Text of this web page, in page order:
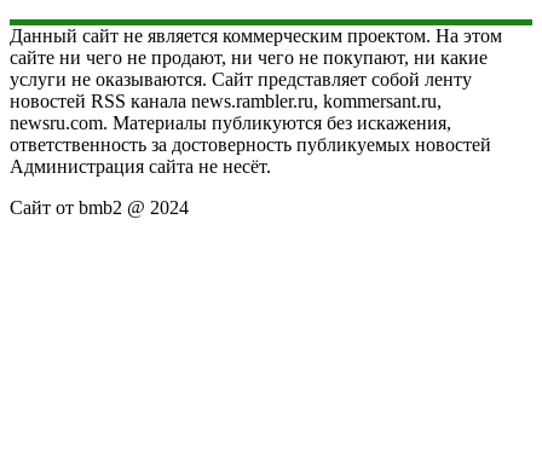
Данный сайт не является коммерческим проектом. На этом
сайте ни чего не продают, ни чего не покупают, ни какие
услуги не оказываются. Сайт представляет собой ленту
новостей RSS канала news.rambler.ru, kommersant.ru,
newsru.com. Материалы публикуются без искажения,
ответственность за достоверность публикуемых новостей
Администрация сайта не несёт.
Сайт от bmb2 @ 2024